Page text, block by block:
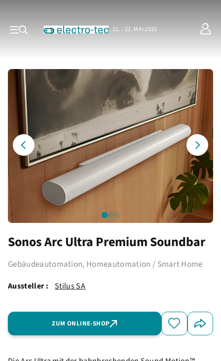
21. - 22. MAI 2025
Sonos Arc Ultra Premium Soundbar
Gebäudeautomation, Homeautomation / Smart Home
Aussteller : Stilus SA
ZUM ONLINE-SHOP